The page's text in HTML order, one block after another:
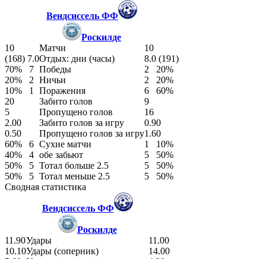
Вендсиссель ФФ
Роскилде
10
Матчи
10
(168) 7.0Отдых: дни (часы)
8.0 (191)
70% 7 Победы 2 20%
20% 2 Ничьи 2 20%
10% 1 Поражения 6 60%
20
Забито голов
9
5
Пропущено голов
16
2.00
Забито голов за игру
0.90
0.50
Пропущено голов за игру1.60
60% 6 Сухие матчи 1 10%
40% 4 обе забьют 5 50%
50% 5 Тотал больше 2.5 5 50%
50% 5 Тотал меньше 2.5 5 50%
Сводная статистика
Вендсиссель ФФ
Роскилде
11.90Удары
11.00
10.10Удары (соперник)
14.00